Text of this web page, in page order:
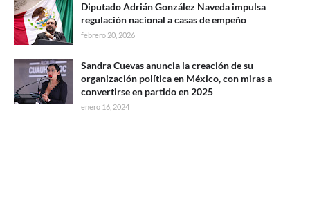
Diputado Adrián González Naveda impulsa
regulación nacional a casas de empeño
febrero 20, 2026
Sandra Cuevas anuncia la creación de su
organización política en México, con miras a
convertirse en partido en 2025
enero 16, 2024